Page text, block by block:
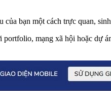
bạn một cách trực quan,
mạng xã hội hoặc dự